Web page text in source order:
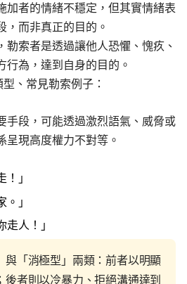
加者的情緒不穩定，但其實情緒表
，而非真正的目的。
勒索者是透過讓他人恐懼、愧疚、
行為，達到自身的目的。
、常見勒索例子：
手段，可能透過激烈語氣、威脅或
呈現高度權力不對等。
！」
。」
走人！」
與「消極型」兩類：前者以明顯
者則以冷暴力、拒絕溝通達到